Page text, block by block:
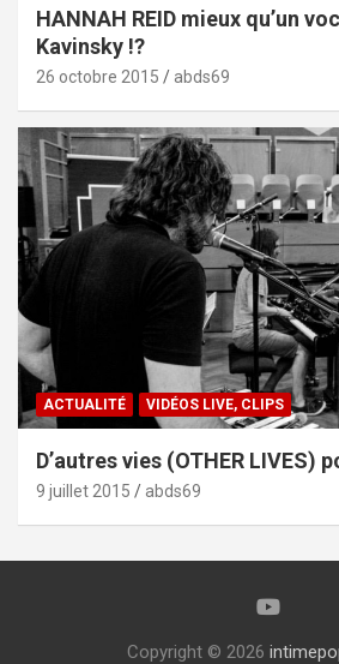
HANNAH REID mieux qu’un
Kavinsky !?
26 octobre 2015 abds69
ACTUALITÉ VIDÉOS LIVE, CLIPS
D’autres vies (OTHER LIVES)
9 juillet 2015 abds69
Copyright © 2026